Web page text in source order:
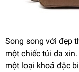
Song song với đẹp
một chiếc túi da
một loại khoá đặc